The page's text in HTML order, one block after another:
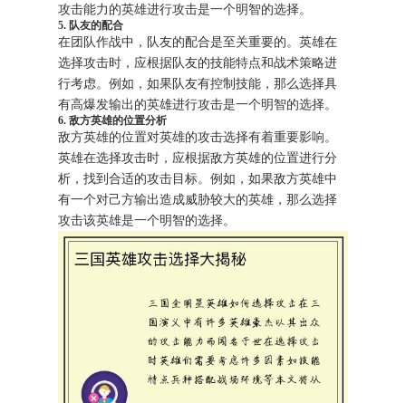
攻击能力的英雄进行攻击是一个明智的选择。
5. 队友的配合
在团队作战中，队友的配合是至关重要的。英雄在
选择攻击时，应根据队友的技能特点和战术策略进
行考虑。例如，如果队友有控制技能，那么选择具
有高爆发输出的英雄进行攻击是一个明智的选择。
6. 敌方英雄的位置分析
敌方英雄的位置对英雄的攻击选择有着重要影响。
英雄在选择攻击时，应根据敌方英雄的位置进行分
析，找到合适的攻击目标。例如，如果敌方英雄中
有一个对己方输出造成威胁较大的英雄，那么选择
攻击该英雄是一个明智的选择。